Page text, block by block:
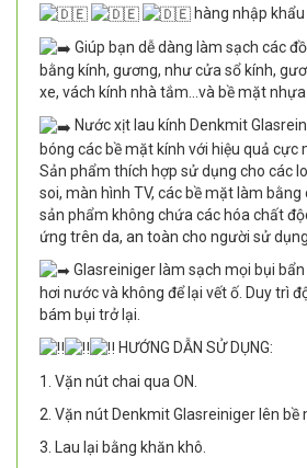
hàng nhập khẩu
Giúp bạn dễ dàng làm sạch các
bằng kính, gương, như cửa sổ kính,
xe, vách kính nhà tắm...và bề mặt
Nước xịt lau kính Denkmit
bóng các bề mặt kính với hiệu quả cực
Sản phẩm thích hợp sử dụng cho các
soi, màn hình TV, các bề mặt làm
sản phẩm không chứa các hóa chất
ứng trên da, an toàn cho người sử dụng.
Glasreiniger làm sạch mọi bụi
hơi nước và không để lại vết ố. Duy trì
bám bụi trở lại.
HƯỚNG DẪN SỬ DỤNG:
1. Vặn nút chai qua ON.
2. Vặn nút Denkmit Glasreiniger lên bề
3. Lau lại bằng khăn khô.